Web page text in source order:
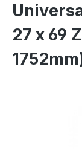
27 x 69